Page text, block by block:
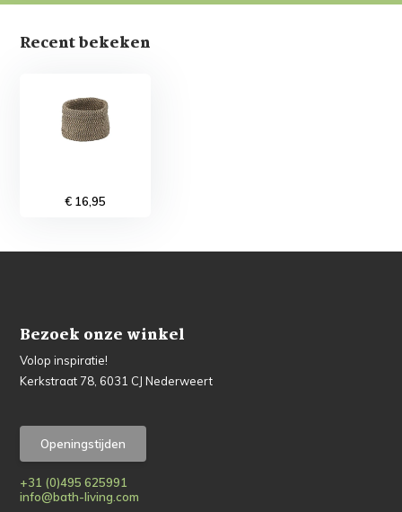
Recent bekeken
€ 16,95
Bezoek onze winkel
Volop inspiratie!
Kerkstraat 78, 6031 CJ Nederweert
Openingstijden
+31 (0)495 625991
info@bath-living.com